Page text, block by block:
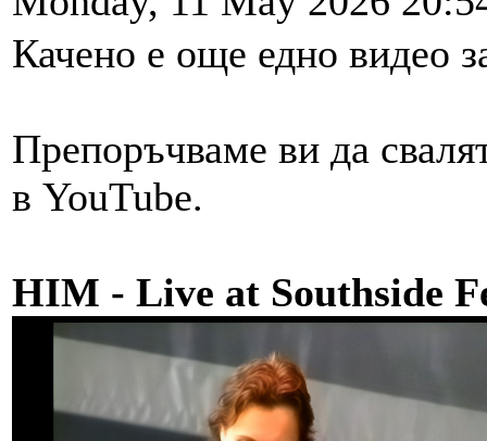
Качено е още едно видео
Препоръчваме ви да
в YouTube.
HIM - Live at Southside